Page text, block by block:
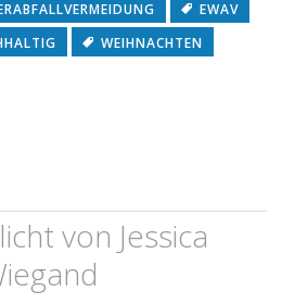
EWAV
WEIHNACHTEN
von Jessica